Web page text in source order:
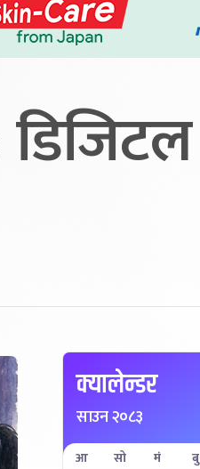
डिजिटल
क्यालेन्डर
साउन २०८३
आ सो मं बु